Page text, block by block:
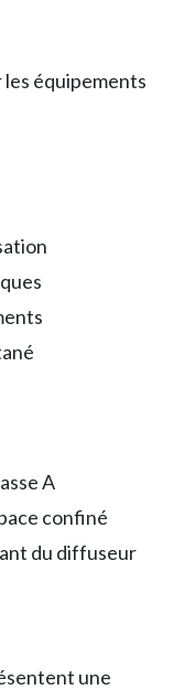
les équipements
A
confiné
du diffuseur
une